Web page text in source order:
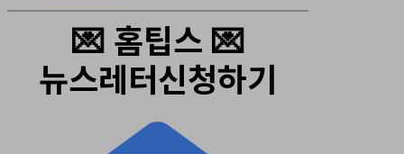
💌 홈팁스 💌
뉴스레터신청하기